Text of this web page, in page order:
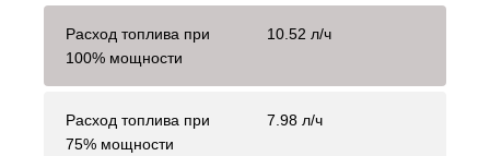
Расход топлива при
100% мощности
10.52 л/ч
Расход топлива при
75% мощности
7.98 л/ч